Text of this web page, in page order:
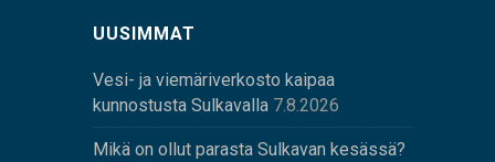
UUSIMMAT
Vesi- ja viemäriverkosto kaipaa
kunnostusta Sulkavalla 7.8.2026
Mikä on ollut parasta Sulkavan kesässä?